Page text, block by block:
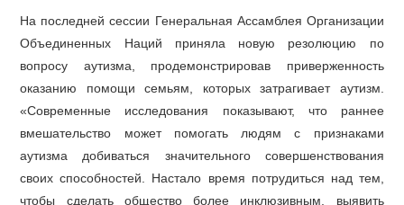
На последней сессии Генеральная Ассамблея Организации
Объединенных Наций приняла новую резолюцию по
вопросу аутизма, продемонстрировав приверженность
оказанию помощи семьям, которых затрагивает аутизм.
«Современные исследования показывают, что раннее
вмешательство может помогать людям с признаками
аутизма добиваться значительного совершенствования
своих способностей. Настало время потрудиться над тем,
чтобы сделать общество более инклюзивным, выявить